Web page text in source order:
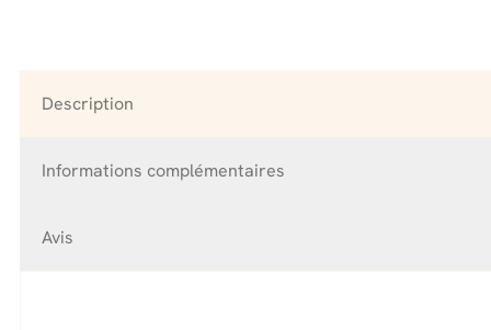
Chamanes
paire
Description
Informations complémentaires
Avis